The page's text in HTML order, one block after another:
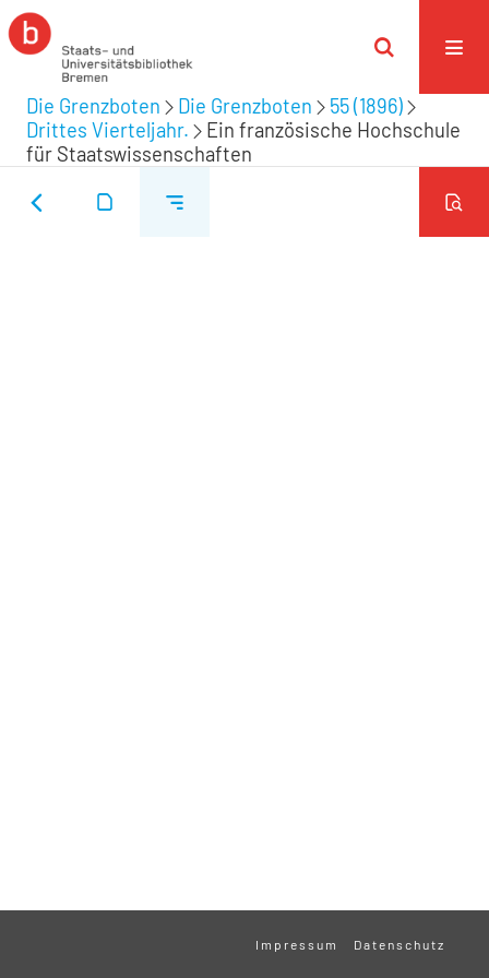
Die Grenzboten Die Grenzboten
55 (1896)
Drittes Vierteljahr.
Ein französische Hochschule
für Staatswissenschaften
Impressum Datenschutz